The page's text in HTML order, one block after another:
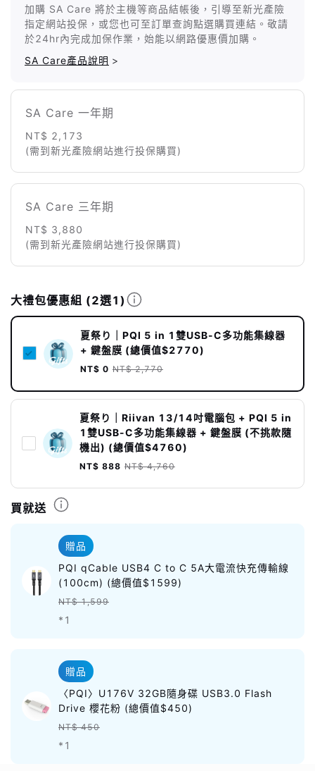
加購 SA Care 將於主機等商品結帳後，引導至新光產險
指定網站投保，或您也可至訂單查詢點選購買連結。敬請
於24hr內完成加保作業，始能以網路優惠價加購。
SA Care產品說明 >
SA Care 一年期
NT$ 2,173
(需到新光產險網站進行投保購買)
SA Care 三年期
NT$ 3,880
(需到新光產險網站進行投保購買)
大禮包優惠組 (2選1)
夏祭り｜PQI 5 in 1雙USB-C多功能集線器
+ 鍵盤膜 (總價值$2770)
NT$ 0 NT$ 2,770
夏祭り｜Riivan 13/14吋電腦包 + PQI 5 in
1雙USB-C多功能集線器 + 鍵盤膜 (不挑款隨
機出) (總價值$4760)
NT$ 888 NT$ 4,760
買就送
贈品
PQI qCable USB4 C to C 5A大電流快充傳輸線
(100cm) (總價值$1599)
NT$ 1,599
*1
贈品
〈PQI〉U176V 32GB隨身碟 USB3.0 Flash
Drive 櫻花粉 (總價值$450)
NT$ 450
*1